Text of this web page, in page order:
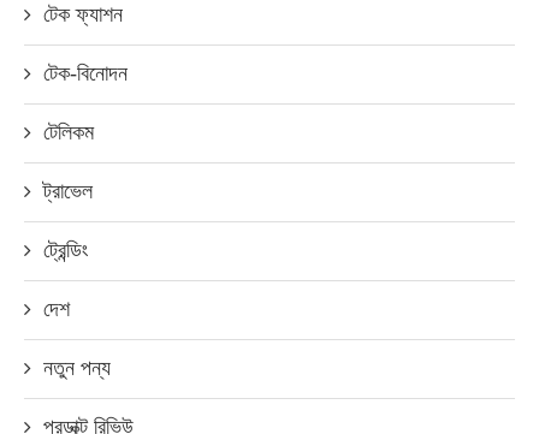
টেক ফ্যাশন
টেক-বিনোদন
টেলিকম
ট্রাভেল
ট্রেন্ডিং
দেশ
নতুন পন্য
প্রডাক্ট রিভিউ